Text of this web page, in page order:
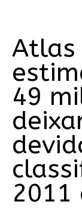
Atlas
49
2011